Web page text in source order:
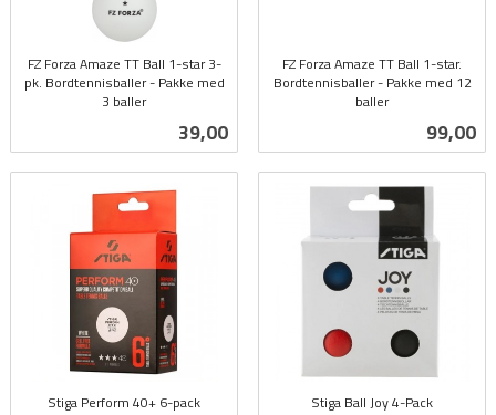
FZ Forza Amaze TT Ball 1-star 3-
pk. Bordtennisballer - Pakke med
3 baller
Pris
39,00
FZ Forza Amaze TT Ball 1-star.
Bordtennisballer - Pakke med 12
baller
Pris
99,00
Stiga Perform 40+ 6-pack Stiga Ball Joy 4-Pack